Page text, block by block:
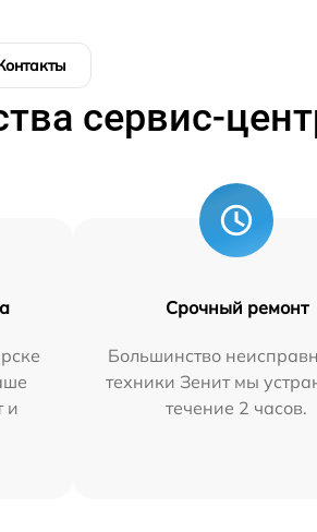
сервис-
и
Срочный ремонт
Большинство
техники Зенит мы
течение 2 часов.